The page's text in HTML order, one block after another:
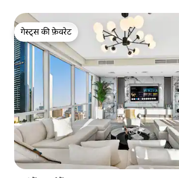
गेस्ट्स की फ़ेवरेट
गेस्ट्स की फ़ेवरेट